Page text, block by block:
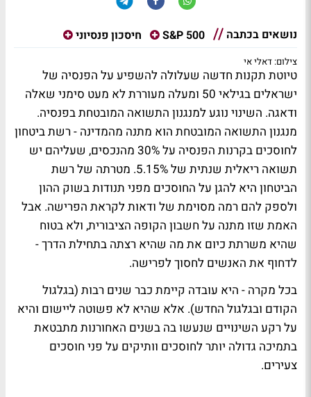
נושאים בכתבה S&P 500 חיסכון פנסיוני
צילום: דאלי אי
טיוטת תקנות חדשה שעלולה להשפיע על הפנסיה של
ישראלים בגילאי 50 ומעלה מעוררת לא מעט סימני שאלה
ודאגה. השינוי נוגע למנגנון התשואה המובטחת בפנסיה.
מנגנון התשואה המובטחת הוא מתנה מהמדינה - רשת ביטחון
לחוסכים בקרנות הפנסיה על 30% מהנכסים, שעליהם יש
תשואה ריאלית שנתית של 5.15%. מטרתה של רשת
הביטחון היא להגן על החוסכים מפני תנודות בשוק ההון
ולספק להם רמה מסוימת של ודאות לקראת הפרישה. אבל
האמת שזו מתנה על חשבון הקופה הציבורית, ולא בטוח
שהיא משרתת כיום את מה שהיא רצתה בתחילת הדרך -
לדחוף את האנשים לחסוך לפרישה.
בכל מקרה - היא עובדה קיימת כבר שנים רבות (בגלגול
הקודם ובגלגול החדש). אלא שהיא לא פשוטה ליישום והיא
על רקע השינויים שנעשו בה בשנים האחורנות מתבטאת
בתמיכה גדולה יותר לחוסכים וותיקים על פני חוסכים
צעירים.